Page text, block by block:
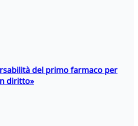
del primo farmaco per
diritto»